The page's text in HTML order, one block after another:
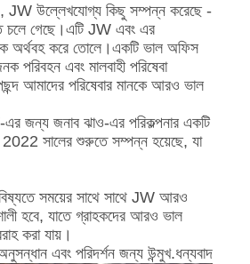
উল্লেখযোগ্য কিছু সম্পন্ন করেছে -
চলে গেছে।এটি JW এবং এর
অর্থবহ করে তোলে।একটি ভাল অফিস
পরিবহন এবং মালবাহী পরিষেবা
আমাদের পরিষেবার মানকে আরও ভাল
জন্য জনাব ঝাও-এর পরিকল্পনার একটি
2022 সালের শুরুতে সম্পন্ন হয়েছে, যা
সময়ের সাথে সাথে JW আরও
হবে, যাতে গ্রাহকদের আরও ভাল
করা যায়।
এবং পরিদর্শন জন্য উন্মুখ.ধন্যবাদ